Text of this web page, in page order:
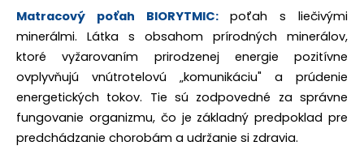
Matracový poťah BIORYTMIC:
poťah s liečivými
minerálmi. Látka s obsahom prírodných minerálov,
ktoré vyžarovaním prirodzenej energie pozitívne
ovplyvňujú vnútrotelovú „komunikáciu" a prúdenie
energetických tokov. Tie sú zodpovedné za správne
fungovanie organizmu, čo je základný predpoklad pre
predchádzanie chorobám a udržanie si zdravia.